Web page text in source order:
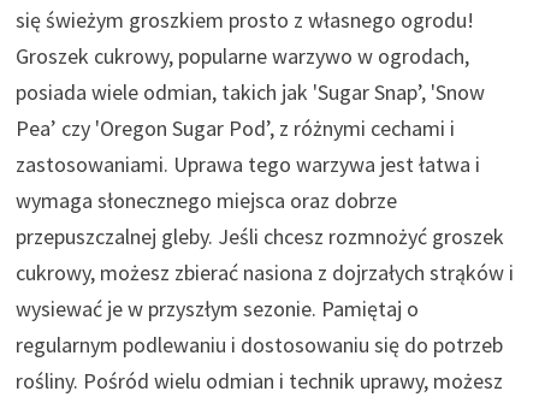
się świeżym groszkiem prosto z własnego ogrodu!
Groszek cukrowy, popularne warzywo w ogrodach,
posiada wiele odmian, takich jak 'Sugar Snap’, 'Snow
Pea’ czy 'Oregon Sugar Pod’, z różnymi cechami i
zastosowaniami. Uprawa tego warzywa jest łatwa i
wymaga słonecznego miejsca oraz dobrze
przepuszczalnej gleby. Jeśli chcesz rozmnożyć groszek
cukrowy, możesz zbierać nasiona z dojrzałych strąków i
wysiewać je w przyszłym sezonie. Pamiętaj o
regularnym podlewaniu i dostosowaniu się do potrzeb
rośliny. Pośród wielu odmian i technik uprawy, możesz